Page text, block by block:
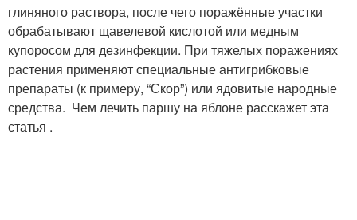
Мох на участке Мох на огороде
глиняного раствора, после чего поражённые участки
обрабатывают щавелевой кислотой или медным
купоросом для дезинфекции. При тяжелых поражениях
растения применяют специальные антигрибковые
препараты (к примеру, “Скор”) или ядовитые народные
средства. Чем лечить паршу на яблоне расскажет эта
статья .